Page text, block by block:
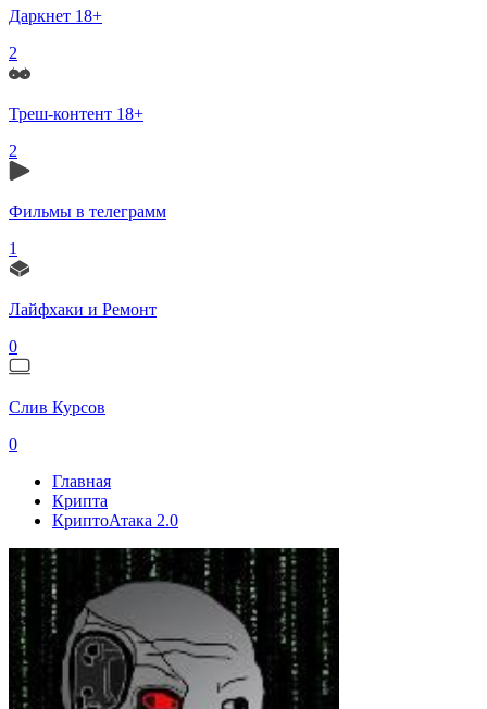
Даркнет 18+
2
Треш-контент 18+
2
Фильмы в телеграмм
1
Лайфхаки и Ремонт
0
Слив Курсов
0
Главная
Крипта
КриптоАтака 2.0